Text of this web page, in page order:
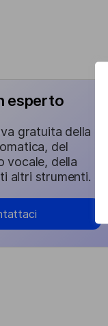
esperto
gratuita della
del
vocale, della
altri strumenti.